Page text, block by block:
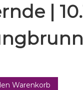
|
Warenkorb